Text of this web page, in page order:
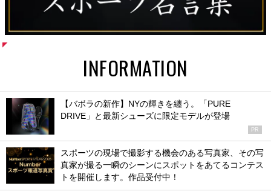
INFORMATION
【バボラの新作】NYの輝きを纏う。「PURE
DRIVE」と最新シューズに限定モデルが登場
PR
スポーツの現場で撮影する機会のある写真家、その写
真家が撮る一瞬のシーンにスポットをあてるコンテス
トを開催します。作品受付中！